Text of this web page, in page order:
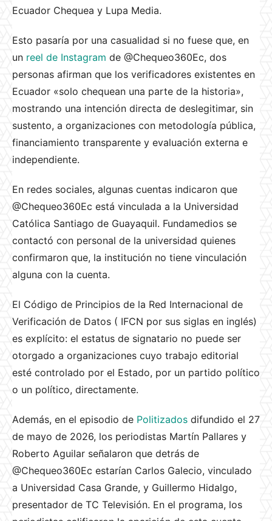
Ecuador Chequea y Lupa Media.
Esto pasaría por una casualidad si no fuese que, en
un reel de Instagram de @Chequeo360Ec, dos
personas afirman que los verificadores existentes en
Ecuador «solo chequean una parte de la historia»,
mostrando una intención directa de deslegitimar, sin
sustento, a organizaciones con metodología pública,
financiamiento transparente y evaluación externa e
independiente.
En redes sociales, algunas cuentas indicaron que
@Chequeo360Ec está vinculada a la Universidad
Católica Santiago de Guayaquil. Fundamedios se
contactó con personal de la universidad quienes
confirmaron que, la institución no tiene vinculación
alguna con la cuenta.
El Código de Principios de la Red Internacional de
Verificación de Datos ( IFCN por sus siglas en inglés)
es explícito: el estatus de signatario no puede ser
otorgado a organizaciones cuyo trabajo editorial
esté controlado por el Estado, por un partido político
o un político, directamente.
Además, en el episodio de Politizados difundido el 27
de mayo de 2026, los periodistas Martín Pallares y
Roberto Aguilar señalaron que detrás de
@Chequeo360Ec estarían Carlos Galecio, vinculado
a Universidad Casa Grande, y Guillermo Hidalgo,
presentador de TC Televisión. En el programa, los